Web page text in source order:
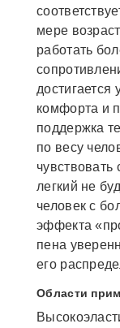
мере
работать
комфорта и
поддержка
по весу
чувствовать
легкий не
человек с
эффекта
пена
его
Области